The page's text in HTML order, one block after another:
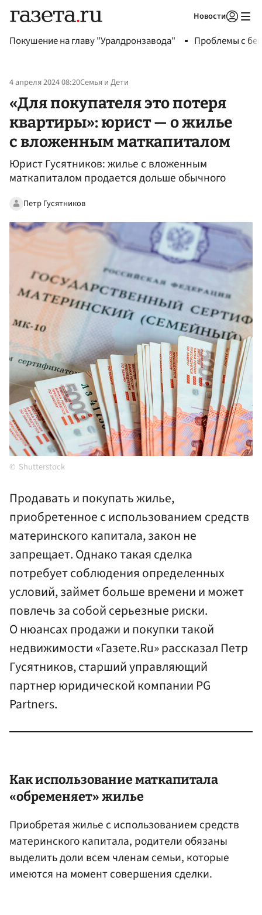
Новости
Покушение на главу "Уралдронзавода" Проблемы с
4 апреля 2024 08:20Семья и Дети
«Для покупателя это потеря
квартиры»: юрист — о жилье
с вложенным маткапиталом
Юрист Гусятников: жилье с вложенным
маткапиталом продается дольше обычного
Петр Гусятников
Shutterstock
Продавать и покупать жилье,
приобретенное с использованием средств
материнского капитала, закон не
запрещает. Однако такая сделка
потребует соблюдения определенных
условий, займет больше времени и может
повлечь за собой серьезные риски.
О нюансах продажи и покупки такой
недвижимости «Газете.Ru» рассказал Петр
Гусятников, старший управляющий
партнер юридической компании PG
Partners.
Как использование маткапитала
«обременяет» жилье
Приобретая жилье с использованием средств
материнского капитала, родители обязаны
выделить доли всем членам семьи, которые
имеются на момент совершения сделки.